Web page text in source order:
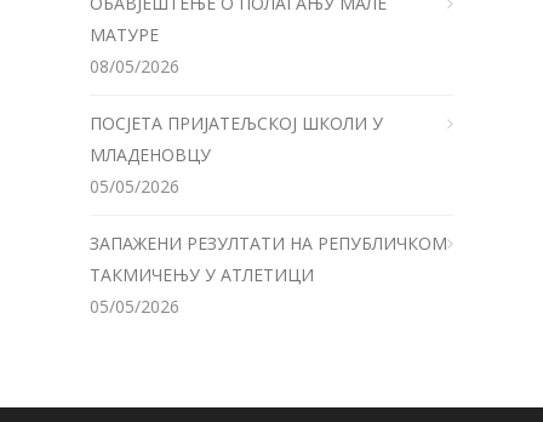
МАТУРЕ
08/05/2026
ПОСЈЕТА ПРИЈАТЕЉСКОЈ ШКОЛИ У
МЛАДЕНОВЦУ
05/05/2026
ЗАПАЖЕНИ РЕЗУЛТАТИ НА РЕПУБЛИЧКОМ
ТАКМИЧЕЊУ У АТЛЕТИЦИ
05/05/2026